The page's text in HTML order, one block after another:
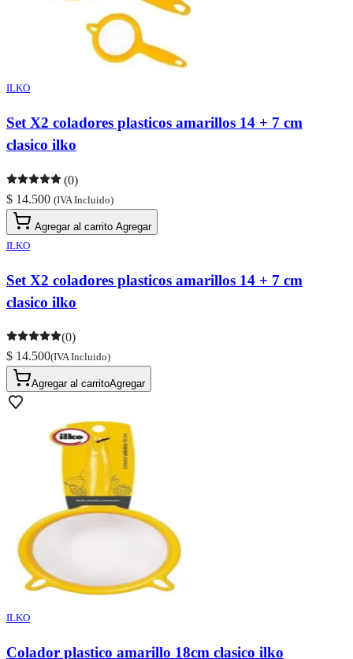
ILKO
Set X2 coladores plasticos amarillos 14 + 7 cm
clasico ilko
(0)
$ 14.500 (IVA Incluido)
Agregar al carrito Agregar
ILKO
Set X2 coladores plasticos amarillos 14 + 7 cm
clasico ilko
(0)
$ 14.500(IVA Incluido)
Agregar al carritoAgregar
ILKO
Colador plastico amarillo 18cm clasico ilko